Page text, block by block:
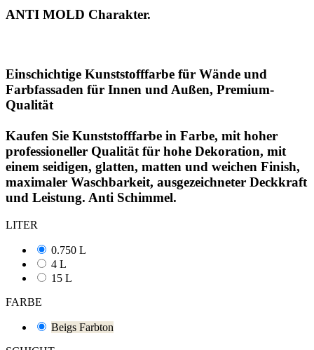
ANTI MOLD Charakter.
Einschichtige Kunststofffarbe für Wände und
Farbfassaden für Innen und Außen, Premium-
Qualität
Kaufen Sie Kunststofffarbe in Farbe, mit hoher
professioneller Qualität für hohe Dekoration, mit
einem seidigen, glatten, matten und weichen Finish,
maximaler Waschbarkeit, ausgezeichneter Deckkraft
und Leistung. Anti Schimmel.
LITER
0.750 L
4 L
15 L
FARBE
Beigs Farbton